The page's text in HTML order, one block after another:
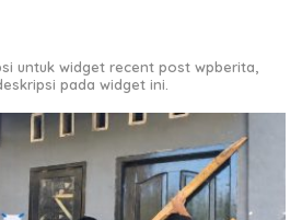
untuk widget recent post wpberita,
pada widget ini.